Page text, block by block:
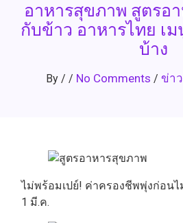
อาหารสุขภาพ สูตรอ
กับข้าว อาหารไทย เ
บ้าง
By / / No Comments / ข่า
ไม่พร้อมเปย์! ค่าครองชีพพุ่งก่อนไ
1 มี.ค.